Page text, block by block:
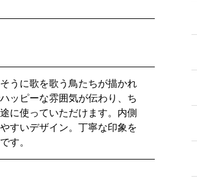
うに歌を歌う鳥たちが描かれ
ッピーな雰囲気が伝わり、ち
に使っていただけます。内側
すいデザイン。丁寧な印象を
す。